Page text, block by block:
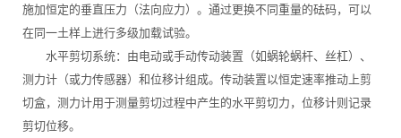
施加恒定的垂直压力（法向应力）。通过更换不同重量的砝码，可以
在同一土样上进行多级加载试验。
水平剪切系统：由电动或手动传动装置（如蜗轮蜗杆、丝杠）、
测力计（或力传感器）和位移计组成。传动装置以恒定速率推动上剪
切盒，测力计用于测量剪切过程中产生的水平剪切力，位移计则记录
剪切位移。